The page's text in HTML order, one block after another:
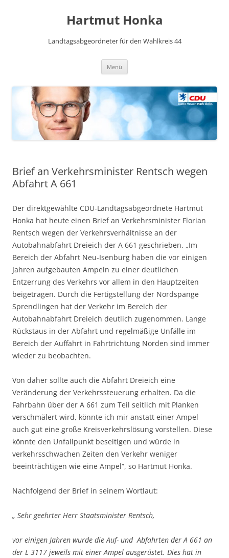
Hartmut Honka
Landtagsabgeordneter für den Wahlkreis 44
Menü
Brief an Verkehrsminister Rentsch wegen
Abfahrt A 661
Der direktgewählte CDU-Landtagsabgeordnete Hartmut
Honka hat heute einen Brief an Verkehrsminister Florian
Rentsch wegen der Verkehrsverhältnisse an der
Autobahnabfahrt Dreieich der A 661 geschrieben. „Im
Bereich der Abfahrt Neu-Isenburg haben die vor einigen
Jahren aufgebauten Ampeln zu einer deutlichen
Entzerrung des Verkehrs vor allem in den Hauptzeiten
beigetragen. Durch die Fertigstellung der Nordspange
Sprendlingen hat der Verkehr im Bereich der
Autobahnabfahrt Dreieich deutlich zugenommen. Lange
Rückstaus in der Abfahrt und regelmäßige Unfälle im
Bereich der Auffahrt in Fahrtrichtung Norden sind immer
wieder zu beobachten.
Von daher sollte auch die Abfahrt Dreieich eine
Veränderung der Verkehrssteuerung erhalten. Da die
Fahrbahn über der A 661 zum Teil seitlich mit Planken
verschmälert wird, könnte ich mir anstatt einer Ampel
auch gut eine große Kreisverkehrslösung vorstellen. Diese
könnte den Unfallpunkt beseitigen und würde in
verkehrsschwachen Zeiten den Verkehr weniger
beeinträchtigen wie eine Ampel“, so Hartmut Honka.
Nachfolgend der Brief in seinem Wortlaut:
„ Sehr geehrter Herr Staatsminister Rentsch,
vor einigen Jahren wurde die Auf- und Abfahrten der A 661 an
der L 3117 jeweils mit einer Ampel ausgerüstet. Dies hat in